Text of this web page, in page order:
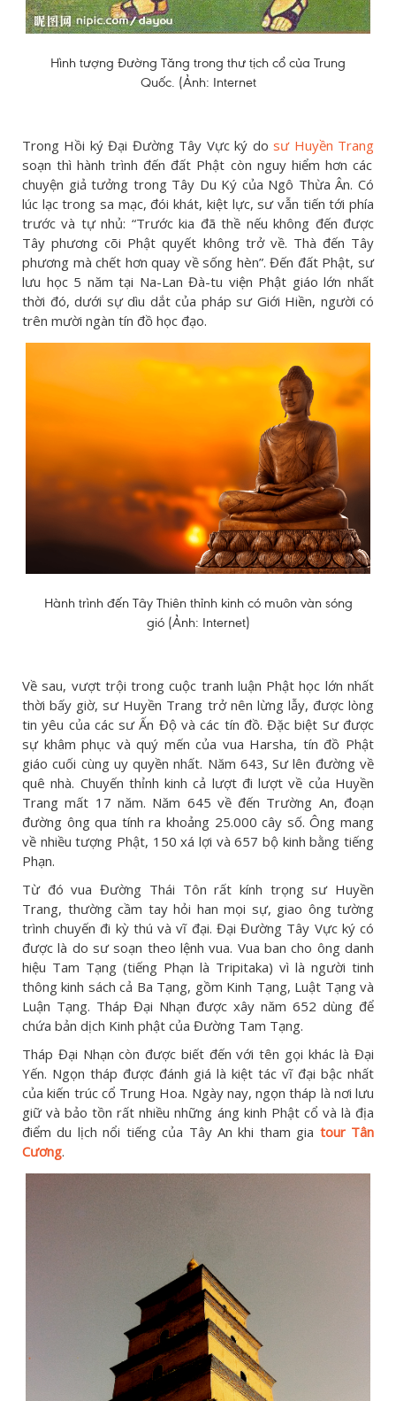
Hình tượng Đường Tăng trong thư tịch cổ của Trung
Quốc. (Ảnh: Internet
Trong Hồi ký Đại Đường Tây Vực ký dosư Huyền Trang
soạn thì hành trình đến đất Phật còn nguy hiểm hơn các
chuyện giả tưởng trong Tây Du Ký của Ngô Thừa Ân. Có
lúc lạc trong sa mạc, đói khát, kiệt lực, sư vẫn tiến tới phía
trước và tự nhủ: “Trước kia đã thề nếu không đến được
Tây phương cõi Phật quyết không trở về. Thà đến Tây
phương mà chết hơn quay về sống hèn”. Đến đất Phật, sư
lưu học 5 năm tại Na-Lan Đà-tu viện Phật giáo lớn nhất
thời đó, dưới sự dìu dắt của pháp sư Giới Hiền, người có
trên mười ngàn tín đồ học đạo.
Hành trình đến Tây Thiên thỉnh kinh có muôn vàn sóng
gió (Ảnh: Internet)
Về sau, vượt trội trong cuộc tranh luận Phật học lớn nhất
thời bấy giờ, sư Huyền Trang trở nên lừng lẫy, được lòng
tin yêu của các sư Ấn Độ và các tín đồ. Đặc biệt Sư được
sự khâm phục và quý mến của vua Harsha, tín đồ Phật
giáo cuối cùng uy quyền nhất. Năm 643, Sư lên đường về
quê nhà. Chuyến thỉnh kinh cả lượt đi lượt về của Huyền
Trang mất 17 năm. Năm 645 về đến Trường An, đoạn
đường ông qua tính ra khoảng 25.000 cây số. Ông mang
về nhiều tượng Phật, 150 xá lợi và 657 bộ kinh bằng tiếng
Phạn.
Từ đó vua Đường Thái Tôn rất kính trọng sư Huyền
Trang, thường cầm tay hỏi han mọi sự, giao ông tường
trình chuyến đi kỳ thú và vĩ đại. Đại Đường Tây Vực ký có
được là do sư soạn theo lệnh vua. Vua ban cho ông danh
hiệu Tam Tạng (tiếng Phạn là Tripitaka) vì là người tinh
thông kinh sách cả Ba Tạng, gồm Kinh Tạng, Luật Tạng và
Luận Tạng. Tháp Đại Nhạn được xây năm 652 dùng để
chứa bản dịch Kinh phật của Đường Tam Tạng.
Tháp Đại Nhạn còn được biết đến với tên gọi khác là Đại
Yến. Ngọn tháp được đánh giá là kiệt tác vĩ đại bậc nhất
của kiến trúc cổ Trung Hoa. Ngày nay, ngọn tháp là nơi lưu
giữ và bảo tồn rất nhiều những áng kinh Phật cổ và là địa
điểm du lịch nổi tiếng của Tây An khi tham gia tour Tân
Cương.